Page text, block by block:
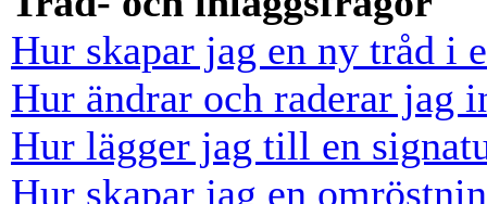
Hur skapar jag en ny tråd i
Hur ändrar och raderar jag
Hur lägger jag till en
Hur skapar jag en